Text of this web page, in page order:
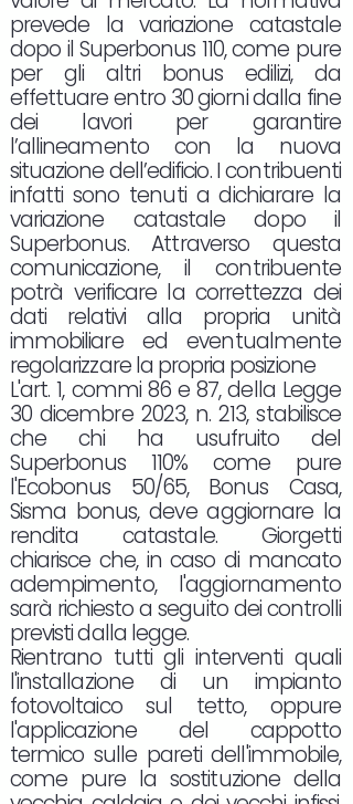
prevede la variazione catastale
dopo il Superbonus 110, come pure
per gli altri bonus edilizi, da
effettuare entro 30 giorni dalla fine
dei lavori per garantire
l’allineamento con la nuova
situazione dell’edificio. I contribuenti
infatti sono tenuti a dichiarare la
variazione catastale dopo il
Superbonus. Attraverso questa
comunicazione, il contribuente
potrà verificare la correttezza dei
dati relativi alla propria unità
immobiliare ed eventualmente
regolarizzare la propria posizione
L'art. 1, commi 86 e 87, della Legge
30 dicembre 2023, n. 213, stabilisce
che chi ha usufruito del
Superbonus 110% come pure
l'Ecobonus 50/65, Bonus Casa,
Sisma bonus, deve aggiornare la
rendita catastale. Giorgetti
chiarisce che, in caso di mancato
adempimento, l'aggiornamento
sarà richiesto a seguito dei controlli
previsti dalla legge.
Rientrano tutti gli interventi quali
l'installazione di un impianto
fotovoltaico sul tetto, oppure
l'applicazione del cappotto
termico sulle pareti dell'immobile,
come pure la sostituzione della